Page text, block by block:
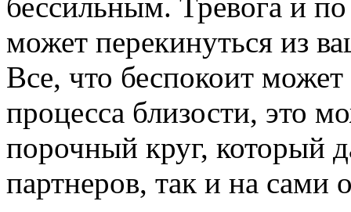
может перекинуться из
Все, что беспокоит может
процесса близости, это
порочный круг, который
партнеров, так и на сами